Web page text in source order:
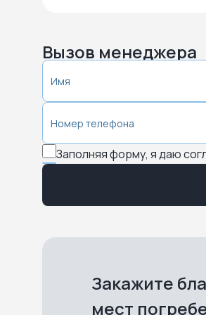
Вызов менеджера
Заполняя форму, я даю
Закажите
мест